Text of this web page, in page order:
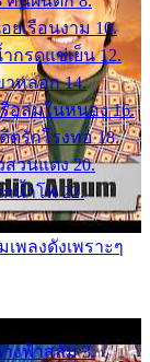
ยเรือนงาม 10.
กรดแช่เย็น 12.
าหลอก 14.
รือล่มในหนอง 16.
ตรักโรงทอ 18.
สวนแตง 20.
กน้ำโพ 22.
พลงดังเพราะๆ
างฟ้าสลัม 3.